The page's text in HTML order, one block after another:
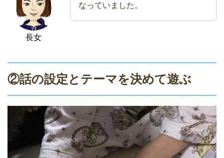
長女
なっていました。
②話の設定とテーマを決めて遊ぶ